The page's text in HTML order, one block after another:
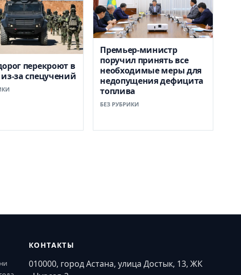
перекроют в
за спецучений
Премьер-министр
поручил принять все
необходимые меры для
недопущения дефицита
топлива
БЕЗ РУБРИКИ
КОНТАКТЫ
010000, город Астана, улица Достык, 13, ЖК